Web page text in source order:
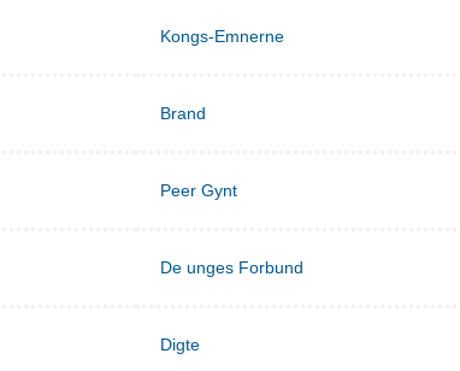
Kongs-Emnerne
Brand
Peer Gynt
De unges Forbund
Digte